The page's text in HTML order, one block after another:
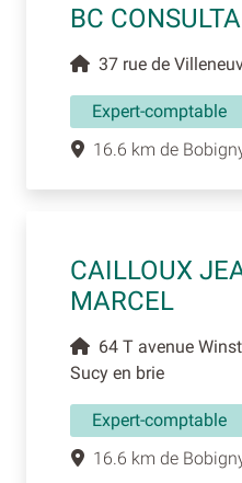
BC
37 rue de
Expert-comptable
16.6 km de
CAILLOUX
MARCEL
64 T avenue
Sucy en brie
Expert-comptable
16.6 km de